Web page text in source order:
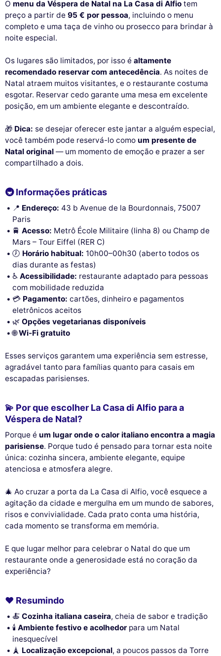
O menu da Véspera de Natal na La Casa di Alfio tem
preço a partir de 95 € por pessoa, incluindo o menu
completo e uma taça de vinho ou prosecco para brindar à
noite especial.
Os lugares são limitados, por isso é altamente
recomendado reservar com antecedência. As noites de
Natal atraem muitos visitantes, e o restaurante costuma
esgotar. Reservar cedo garante uma mesa em excelente
posição, em um ambiente elegante e descontraído.
🎁 Dica: se desejar oferecer este jantar a alguém especial,
você também pode reservá-lo como um presente de
Natal original — um momento de emoção e prazer a ser
compartilhado a dois.
🚇 Informações práticas
📍 Endereço: 43 b Avenue de la Bourdonnais, 75007
Paris
🚆Acesso: Metrô École Militaire (linha 8) ou Champ de
Mars – Tour Eiffel (RER C)
🕖 Horário habitual: 10h00–00h30 (aberto todos os
dias durante as festas)
♿Acessibilidade: restaurante adaptado para pessoas
com mobilidade reduzida
💳 Pagamento: cartões, dinheiro e pagamentos
eletrônicos aceitos
🌿Opções vegetarianas disponíveis
🌐Wi-Fi gratuito
Esses serviços garantem uma experiência sem estresse,
agradável tanto para famílias quanto para casais em
escapadas parisienses.
💫 Por que escolher La Casa di Alfio para a
Véspera de Natal?
Porque é um lugar onde o calor italiano encontra a magia
parisiense. Porque tudo é pensado para tornar esta noite
única: cozinha sincera, ambiente elegante, equipe
atenciosa e atmosfera alegre.
🎄 Ao cruzar a porta da La Casa di Alfio, você esquece a
agitação da cidade e mergulha em um mundo de sabores,
risos e convivialidade. Cada prato conta uma história,
cada momento se transforma em memória.
E que lugar melhor para celebrar o Natal do que um
restaurante onde a generosidade está no coração da
experiência?
❤️ Resumindo
🍝Cozinha italiana caseira, cheia de sabor e tradição
🕯️Ambiente festivo e acolhedor para um Natal
inesquecível
🗼 Localização excepcional, a poucos passos da Torre